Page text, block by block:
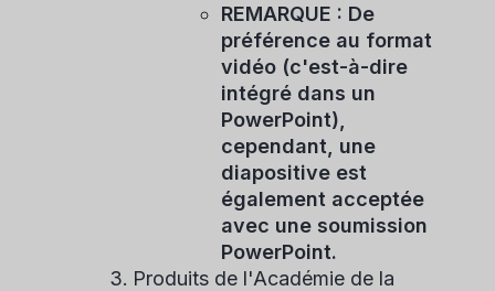
REMARQUE : De
préférence au format
vidéo (c'est-à-dire
intégré dans un
PowerPoint),
cependant, une
diapositive est
également acceptée
avec une soumission
PowerPoint.
Produits de l'Académie de la